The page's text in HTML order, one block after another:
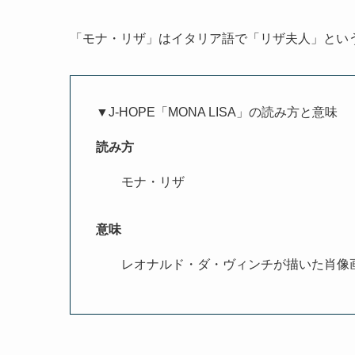
「モナ・リザ」はイタリア語で「リザ夫人」とい
▼J-HOPE「MONA LISA」の読み方と意味
読み方
モナ・リザ
意味
レオナルド・ダ・ヴィンチが描いた肖像